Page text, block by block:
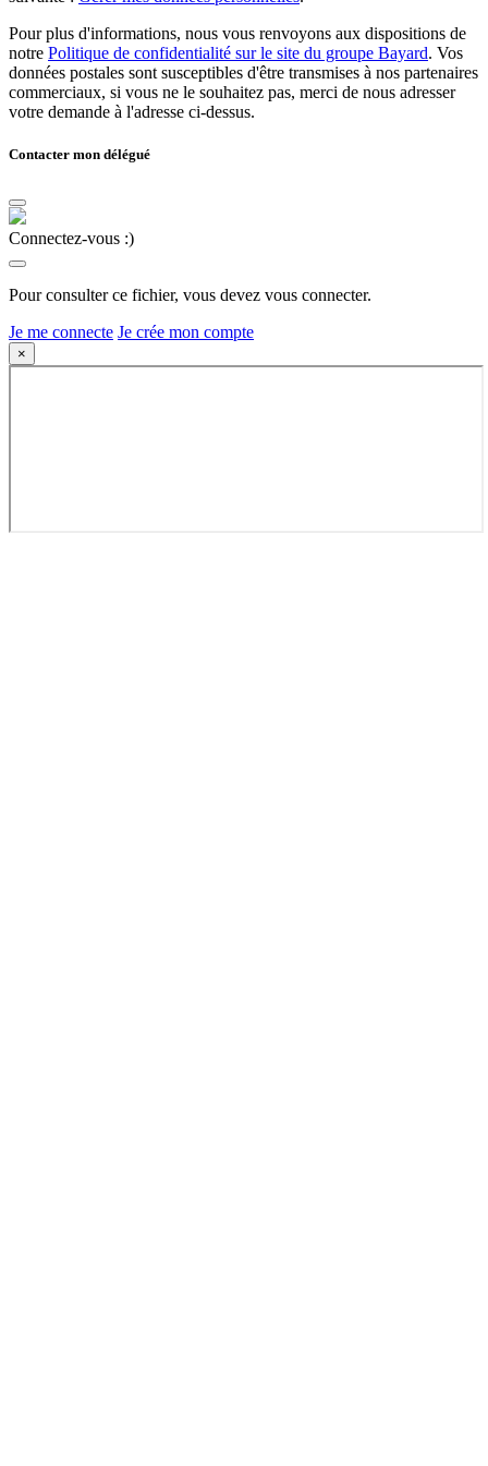
Pour plus d'informations, nous vous renvoyons aux dispositions de
notre Politique de confidentialité sur le site du groupe Bayard. Vos
données postales sont susceptibles d'être transmises à nos partenaires
commerciaux, si vous ne le souhaitez pas, merci de nous adresser
votre demande à l'adresse ci-dessus.
Contacter mon délégué
Connectez-vous :)
Pour consulter ce fichier, vous devez vous connecter.
Je me connecte Je crée mon compte
×